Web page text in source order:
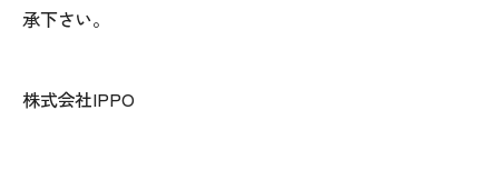
承下さい。
株式会社IPPO